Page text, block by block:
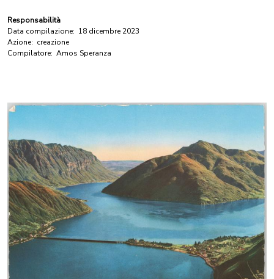
Responsabilità
Data compilazione: 18 dicembre 2023
Azione: creazione
Compilatore: Amos Speranza